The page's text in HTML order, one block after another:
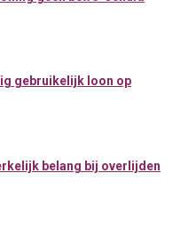
gebruikelijk loon op
belang bij overlijden